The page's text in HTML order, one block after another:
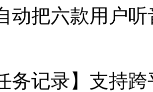
动把六款用户
务记录】支持